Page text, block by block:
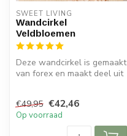
SWEET LIVING
Wandcirkel
Veldbloemen
Deze wandcirkel is gemaakt
van forex en maakt deel uit
€49,95 €42,46
Op voorraad